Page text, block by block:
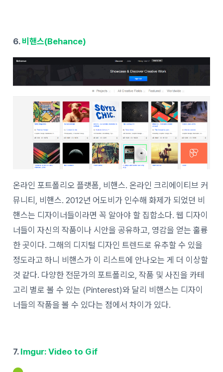
6. 비핸스(Behance)
온라인 포트폴리오 플랫폼, 비핸스. 온라인 크리에이티브 커
뮤니티, 비핸스. 2012년 어도비가 인수해 화제가 되었던 비
핸스는 디자이너들이라면 꼭 알아야 할 집합소다. 웹 디자이
너들이 자신의 작품이나 시안을 공유하고, 영감을 얻는 훌륭
한 곳이다. 그해의 디지털 디자인 트렌드로 유추할 수 있을
정도라고 하니 비핸스가 이 리스트에 안나오는 게 더 이상할
것 같다. 다양한 전문가의 포트폴리오, 작품 및 사진을 카테
고리 별로 볼 수 있는 (Pinterest)와 달리 비핸스는 디자이
너들의 작품을 볼 수 있다는 점에서 차이가 있다.
7. Imgur: Video to Gif